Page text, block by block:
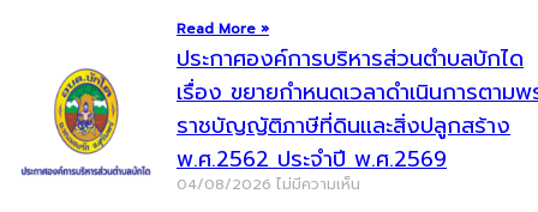
Read More »
ประกาศองค์การบริหารส่วนตำบลบักได
เรื่อง ขยายกำหนดเวลาดำเนินการตามพ
ราชบัญญัติภาษีที่ดินและสิ่งปลูกสร้าง
พ.ศ.2562 ประจำปี พ.ศ.2569
04/08/2026 ไม่มีความเห็น